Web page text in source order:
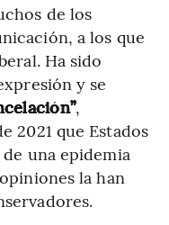
de los
a los que
Ha sido
y se
,
2021 que Estados
de una epidemia
la han